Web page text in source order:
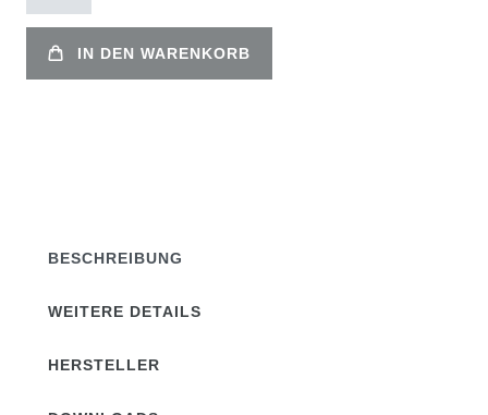
IN DEN WARENKORB
BESCHREIBUNG
WEITERE DETAILS
HERSTELLER